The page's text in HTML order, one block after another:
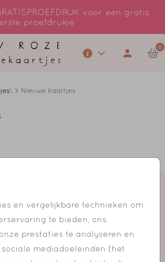
voor een gratis
proefdrukje
0
en vergelijkbare technieken om
te bieden, ons
prestaties te analyseren en
mediadoeleinden (het
\ > Nieuwe kaartjes